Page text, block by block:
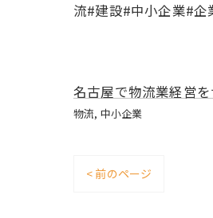
流#建設#中小企業#
名古屋で物流業経営
物流 中小企業
< 前のページ